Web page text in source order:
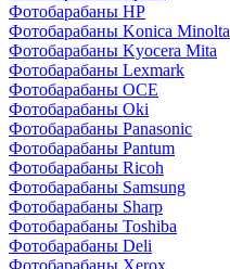
Фотобарабаны HP
Фотобарабаны Konica Minolta
Фотобарабаны Kyocera Mita
Фотобарабаны Lexmark
Фотобарабаны OCE
Фотобарабаны Oki
Фотобарабаны Panasonic
Фотобарабаны Pantum
Фотобарабаны Ricoh
Фотобарабаны Samsung
Фотобарабаны Sharp
Фотобарабаны Toshiba
Фотобарабаны Deli
Фотобарабаны Xerox